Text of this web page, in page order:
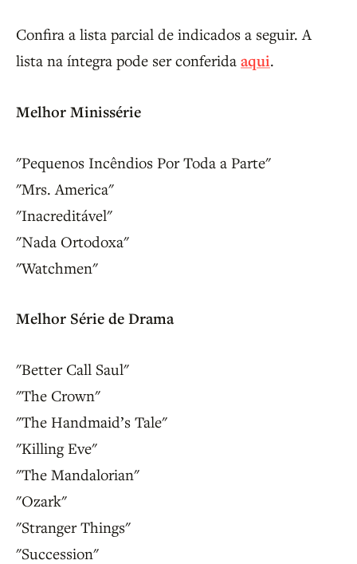
Confira a lista parcial de indicados a seguir. A
lista na íntegra pode ser conferida aqui.
Melhor Minissérie
"Pequenos Incêndios Por Toda a Parte"
"Mrs. America"
"Inacreditável"
"Nada Ortodoxa"
"Watchmen"
Melhor Série de Drama
"Better Call Saul"
"The Crown"
"The Handmaid’s Tale"
"Killing Eve"
"The Mandalorian"
"Ozark"
"Stranger Things"
"Succession"